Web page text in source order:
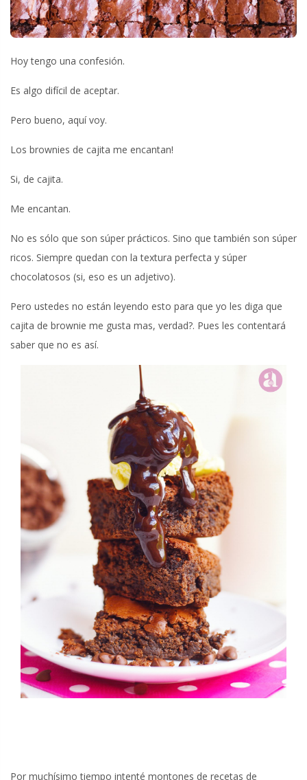
Hoy tengo una confesión.
Es algo difícil de aceptar.
Pero bueno, aquí voy.
Los brownies de cajita me encantan!
Si, de cajita.
Me encantan.
No es sólo que son súper prácticos. Sino que también son súper
ricos. Siempre quedan con la textura perfecta y súper
chocolatosos (si, eso es un adjetivo).
Pero ustedes no están leyendo esto para que yo les diga que
cajita de brownie me gusta mas, verdad?. Pues les contentará
saber que no es así.
Por muchísimo tiempo intenté montones de recetas de